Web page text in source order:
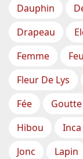
Dauphin
Drapeau
Femme
Fleur De Lys
Fée
Goutte
Hibou
Jonc
Lapin